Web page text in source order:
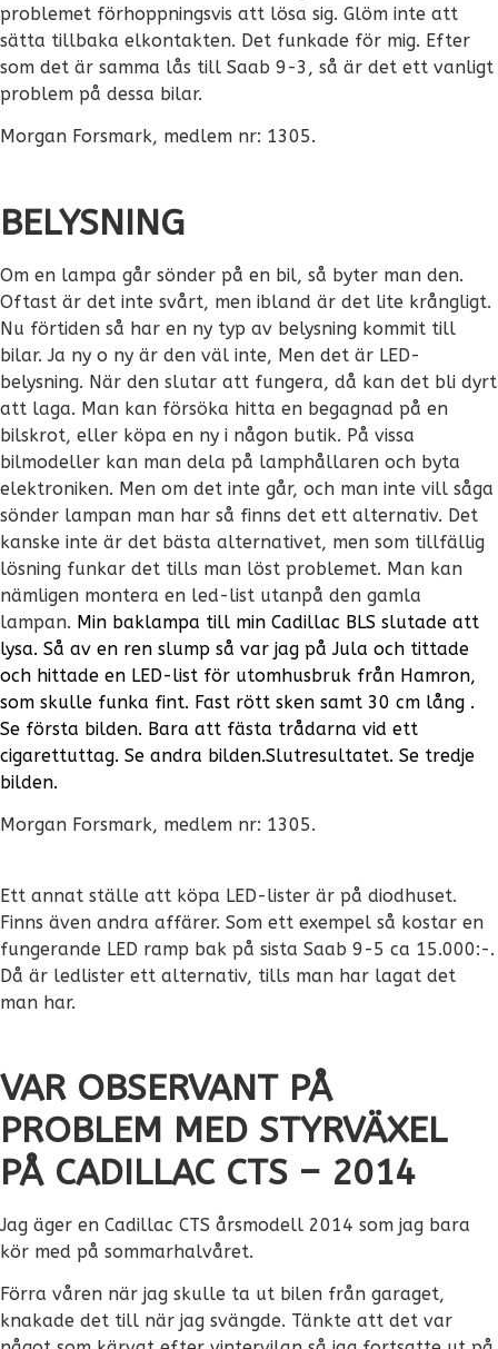
problemet förhoppningsvis att lösa sig. Glöm inte att
sätta tillbaka elkontakten. Det funkade för mig. Efter
som det är samma lås till Saab 9-3, så är det ett vanligt
problem på dessa bilar.
Morgan Forsmark, medlem nr: 1305.
BELYSNING
Om en lampa går sönder på en bil, så byter man den.
Oftast är det inte svårt, men ibland är det lite krångligt.
Nu förtiden så har en ny typ av belysning kommit till
bilar. Ja ny o ny är den väl inte, Men det är LED-
belysning. När den slutar att fungera, då kan det bli dyrt
att laga. Man kan försöka hitta en begagnad på en
bilskrot, eller köpa en ny i någon butik. På vissa
bilmodeller kan man dela på lamphållaren och byta
elektroniken. Men om det inte går, och man inte vill såga
sönder lampan man har så finns det ett alternativ. Det
kanske inte är det bästa alternativet, men som tillfällig
lösning funkar det tills man löst problemet. Man kan
nämligen montera en led-list utanpå den gamla
lampan. Min baklampa till min Cadillac BLS slutade att
lysa. Så av en ren slump så var jag på Jula och tittade
och hittade en LED-list för utomhusbruk från Hamron,
som skulle funka fint. Fast rött sken samt 30 cm lång .
Se första bilden. Bara att fästa trådarna vid ett
cigarettuttag. Se andra bilden.Slutresultatet. Se tredje
bilden.
Morgan Forsmark, medlem nr: 1305.
Ett annat ställe att köpa LED-lister är på diodhuset.
Finns även andra affärer. Som ett exempel så kostar en
fungerande LED ramp bak på sista Saab 9-5 ca 15.000:-.
Då är ledlister ett alternativ, tills man har lagat det
man har.
VAR OBSERVANT PÅ
PROBLEM MED STYRVÄXEL
PÅ CADILLAC CTS – 2014
Jag äger en Cadillac CTS årsmodell 2014 som jag bara
kör med på sommarhalvåret.
Förra våren när jag skulle ta ut bilen från garaget,
knakade det till när jag svängde. Tänkte att det var